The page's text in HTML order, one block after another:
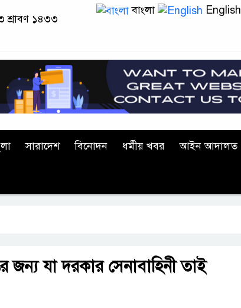
শ্রাবণ ১৪৩৩
বাংলা English
সারাদেশ বিনোদন ধর্মীয় খবর আইন আদালত
জন্য যা দরকার সেনাবাহিনী তাই